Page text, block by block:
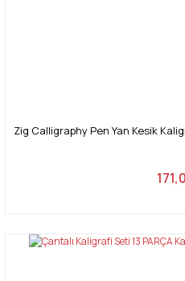
Zig Calligraphy Pen Yan Kesik